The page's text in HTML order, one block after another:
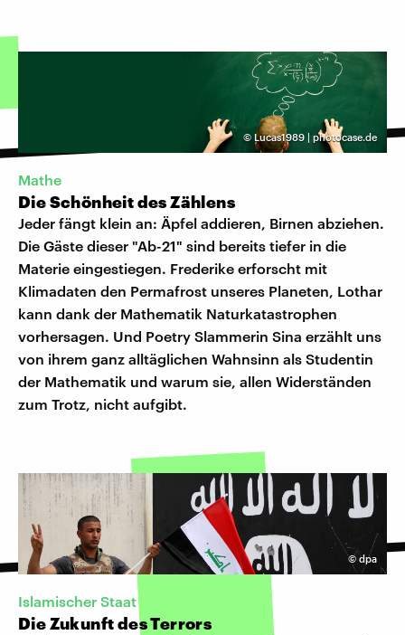
© Lucas1989 | photocase.de
Mathe
Die Schönheit des Zählens
Jeder fängt klein an: Äpfel addieren, Birnen abziehen.
Die Gäste dieser "Ab-21" sind bereits tiefer in die
Materie eingestiegen. Frederike erforscht mit
Klimadaten den Permafrost unseres Planeten, Lothar
kann dank der Mathematik Naturkatastrophen
vorhersagen. Und Poetry Slammerin Sina erzählt uns
von ihrem ganz alltäglichen Wahnsinn als Studentin
der Mathematik und warum sie, allen Widerständen
zum Trotz, nicht aufgibt.
© dpa
Islamischer Staat
Die Zukunft des Terrors